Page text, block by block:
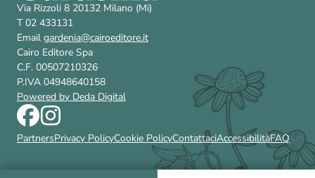
Via Rizzoli 8 20132 Milano (Mi)
T 02 433131
Email gardenia@cairoeditore.it
Cairo Editore Spa
C.F. 00507210326
P.IVA 04948640158
Powered by Deda Digital
PartnersPrivacy PolicyCookie PolicyContattaciAccessibilitàFAQ